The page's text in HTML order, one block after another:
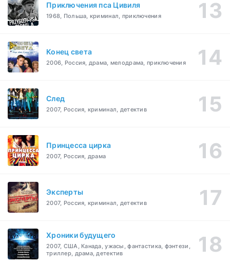
Приключения пса Цивиля
1968, Польша, криминал, приключения
Конец света
2006, Россия, драма, мелодрама, приключения
След
2007, Россия, криминал, детектив
Принцесса цирка
2007, Россия, драма
Эксперты
2007, Россия, криминал, детектив
Хроники будущего
2007, США, Канада, ужасы, фантастика, фэнтези,
триллер, драма, детектив